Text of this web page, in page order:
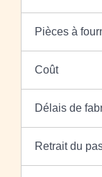
Pièces à
Coût
Délais de
Retrait du